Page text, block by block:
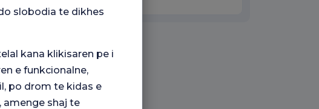
slobodia te dikhes
kana klikisaren pe i
e funkcionalne,
po drom te kidas e
amenge shaj te